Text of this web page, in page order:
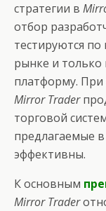
стратегии в
отбор
тестируются
рынке и только
платформу. При
Mirror Trader
торговой
предлагаемые
эффективны.
К основным
Mirror Trader